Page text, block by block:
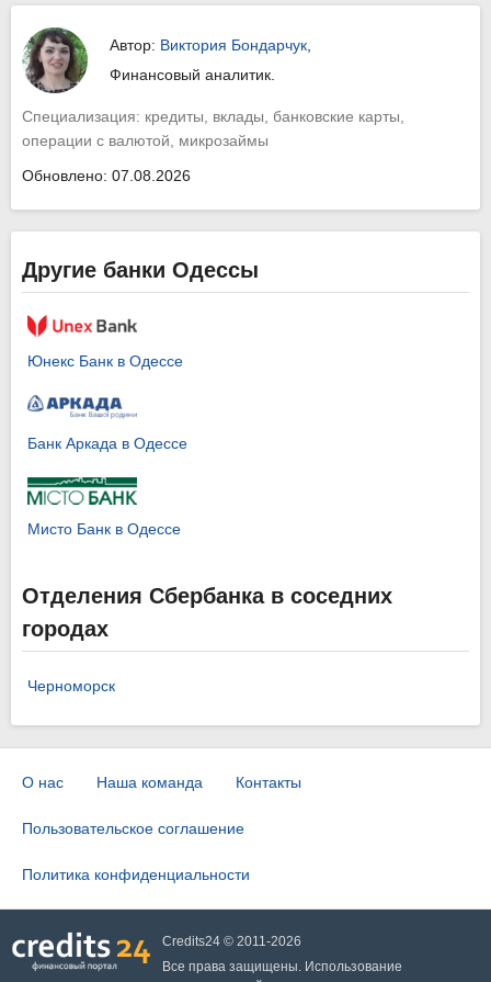
Автор: Виктория Бондарчук
Финансовый аналитик.
Специализация: кредиты, вклады, банковские карты,
операции с валютой, микрозаймы
Обновлено: 07.08.2026
Другие банки Одессы
Юнекс Банк в Одессе
Банк Аркада в Одессе
Мисто Банк в Одессе
Отделения Сбербанка в соседних
городах
Черноморск
О нас Наша команда Контакты
Пользовательское соглашение
Политика конфиденциальности
Credits24 © 2011-2026
Все права защищены. Использование